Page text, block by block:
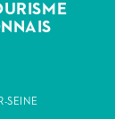
SEINE